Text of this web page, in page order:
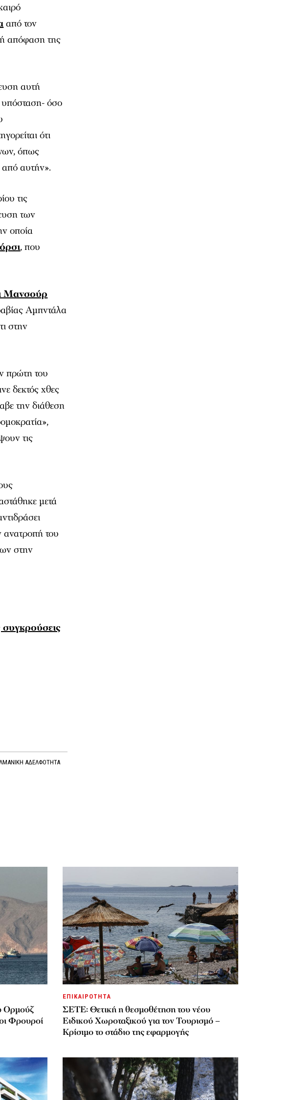
από τον
απόφαση της
αυτή
υπόσταση- όσο
ότι
όπως
από αυτήν».
τις
των
οποία
, που
Μανσούρ
Αμπντάλα
στην
πρώτη του
δεκτός χθες
την διάθεση
τις
μετά
του
στην
ΑΔΕΛΦΟΤΗΤΑ
Ορμούζ
Φρουροί
ΕΠΙΚΑΙΡΟΤΗΤΑ
ΣΕΤΕ: Θετική η θεσμοθέτηση του νέου
Ειδικού Χωροταξικού για τον Τουρισμό –
Κρίσιμο το στάδιο της εφαρμογής